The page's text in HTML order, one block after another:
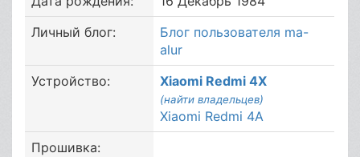
Личный блог:
Блог пользователя ma-
alur
Устройство:
Xiaomi Redmi 4X
(найти владельцев)
Xiaomi Redmi 4A
Прошивка: